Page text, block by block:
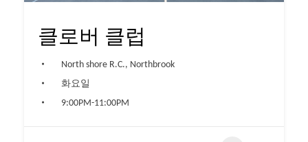
클로버 클럽
North shore R.C., Northbrook
화요일
9:00PM-11:00PM